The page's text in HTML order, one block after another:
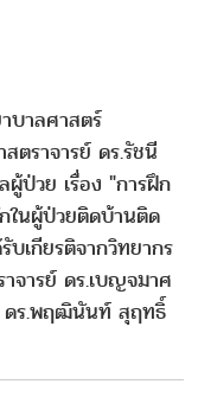
บาลศาสตร์
ตราจารย์ ดร.รัชนี
ป่วย เรื่อง "การฝึก
ในผู้ป่วยติดบ้านติด
บเกียรติจากวิทยากร
จารย์ ดร.เบญจมาศ
ดร.พฤฒินันท์ สุฤทธิ์